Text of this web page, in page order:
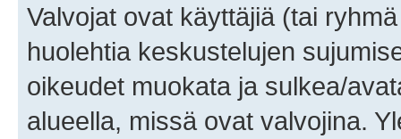
Valvojat ovat käyttäjiä (tai
huolehtia keskustelujen
oikeudet muokata ja sulkea/
alueella, missä ovat valvojina.